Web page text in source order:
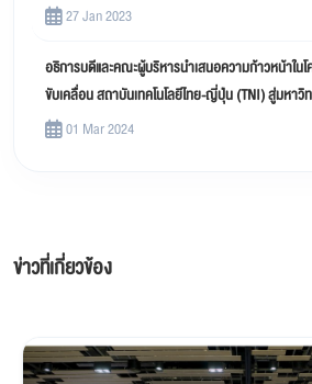
27 Jan 2023
อธิการบดีและคณะผู้บริหารนำเสนอความก้าวหน้าใ
ขับเคลื่อน สถาบันเทคโนโลยีไทย-ญี่ปุ่น (TNI) สู่มหา
01 Mar 2024
ข่าวที่เกี่ยวข้อง